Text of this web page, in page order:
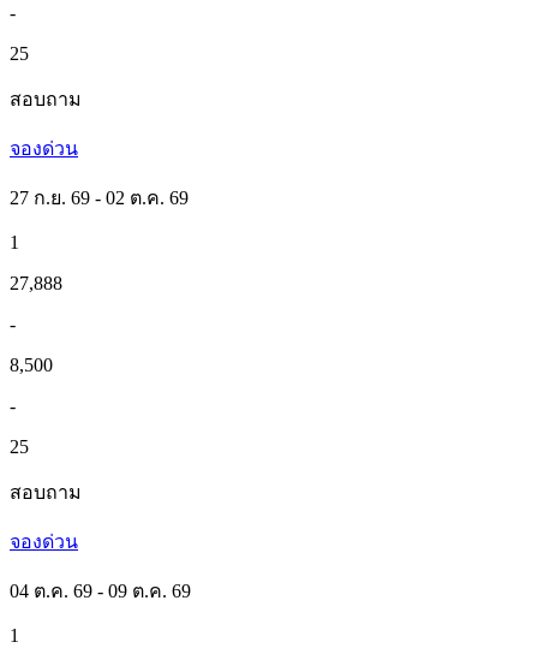
-
25
สอบถาม
จองด่วน
27 ก.ย. 69 - 02 ต.ค. 69
1
27,888
-
8,500
-
25
สอบถาม
จองด่วน
04 ต.ค. 69 - 09 ต.ค. 69
1